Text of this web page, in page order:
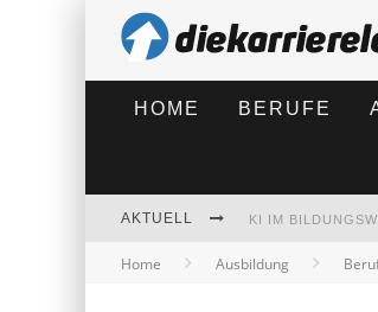
HOME BERUFE
AKTUELL
BEWERBEN 2026:
Home Ausbildung